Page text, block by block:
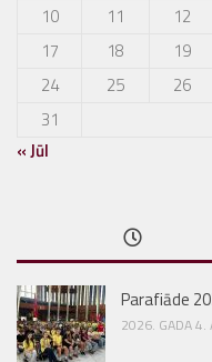
10
11 12
17
18 19
24
25 26
31
« Jūl
Parafiāde
2026. GADA 4.